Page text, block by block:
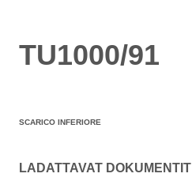
TU1000/91
SCARICO INFERIORE
LADATTAVAT DOKUMENTIT